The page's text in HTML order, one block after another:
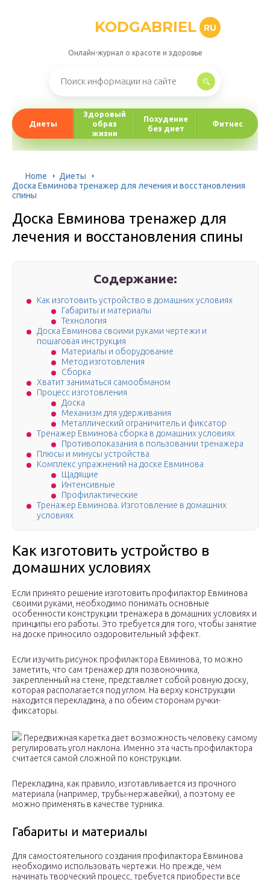
KODGABRIEL RU
Онлайн-журнал о красоте и здоровье
Диеты
Здоровый
образ
жизни
Похудение
без диет
Фитнес
Home
Диеты
Доска Евминова тренажер для лечения и восстановления
спины
Доска Евминова тренажер для
лечения и восстановления спины
Содержание:
Как изготовить устройство в домашних условиях
Габариты и материалы
Технология
Доска Евминова своими руками чертежи и
пошаговая инструкция
Материалы и оборудование
Метод изготовления
Сборка
Хватит заниматься самообманом
Процесс изготовления
Доска
Механизм для удерживания
Металлический ограничитель и фиксатор
Тренажер Евминова сборка в домашних условиях
Противопоказания в пользовании тренажера
Плюсы и минусы устройства
Комплекс упражнений на доске Евминова
Щадящие
Интенсивные
Профилактические
Тренажер Евминова. Изготовление в домашних
условиях
Как изготовить устройство в
домашних условиях
Если принято решение изготовить профилактор Евминова
своими руками, необходимо понимать основные
особенности конструкции тренажера в домашних условиях и
принципы его работы. Это требуется для того, чтобы занятие
на доске приносило оздоровительный эффект.
Если изучить рисунок профилактора Евминова, то можно
заметить, что сам тренажер для позвоночника,
закрепленный на стене, представляет собой ровную доску,
которая располагается под углом. На верху конструкции
находится перекладина, а по обеим сторонам ручки-
фиксаторы.
Передвижная каретка дает возможность человеку самому
регулировать угол наклона. Именно эта часть профилактора
считается самой сложной по конструкции.
Перекладина, как правило, изготавливается из прочного
материала (например, трубы-нержавейки), а поэтому ее
можно применять в качестве турника.
Габариты и материалы
Для самостоятельного создания профилактора Евминова
необходимо использовать чертежи. Но прежде, чем
начинать творческий процесс, требуется приобрести все